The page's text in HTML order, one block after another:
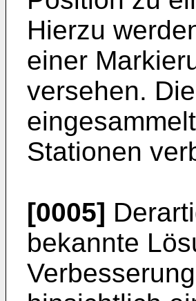
Hierzu
einer
versehen.
Stationen
[0005]
bekannte